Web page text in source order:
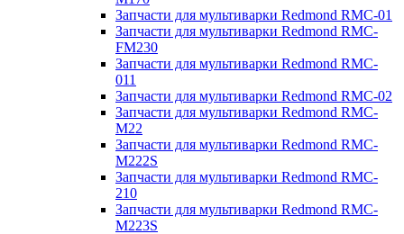
Запчасти для мультиварки Redmond RMC-01
Запчасти для мультиварки Redmond RMC-
FM230
Запчасти для мультиварки Redmond RMC-
011
Запчасти для мультиварки Redmond RMC-02
Запчасти для мультиварки Redmond RMC-
M22
Запчасти для мультиварки Redmond RMC-
M222S
Запчасти для мультиварки Redmond RMC-
210
Запчасти для мультиварки Redmond RMC-
M223S